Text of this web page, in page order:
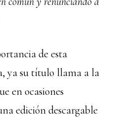
de esta
ya su título llama a la
en ocasiones
edición descargable